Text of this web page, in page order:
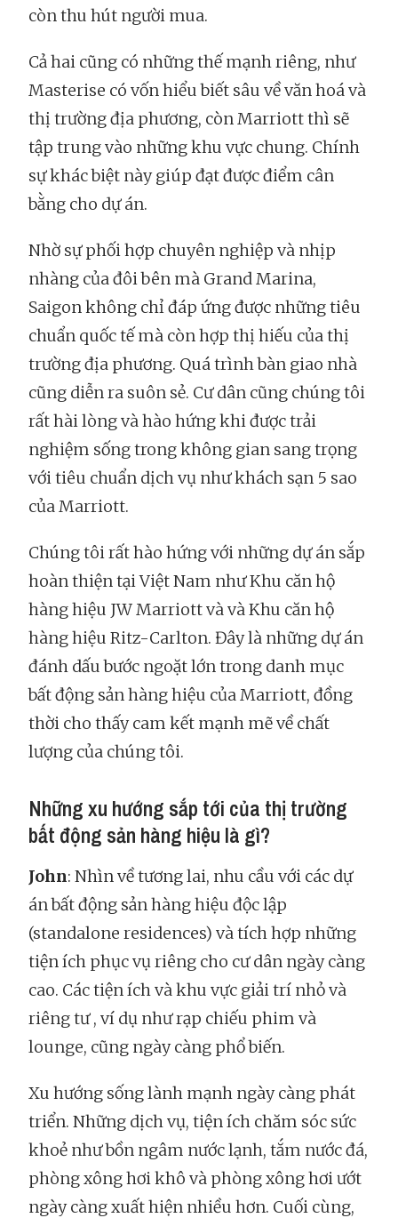
còn thu hút người mua.
Cả hai cũng có những thế mạnh riêng, như
Masterise có vốn hiểu biết sâu về văn hoá và
thị trường địa phương, còn Marriott thì sẽ
tập trung vào những khu vực chung. Chính
sự khác biệt này giúp đạt được điểm cân
bằng cho dự án.
Nhờ sự phối hợp chuyên nghiệp và nhịp
nhàng của đôi bên mà Grand Marina,
Saigon không chỉ đáp ứng được những tiêu
chuẩn quốc tế mà còn hợp thị hiếu của thị
trường địa phương. Quá trình bàn giao nhà
cũng diễn ra suôn sẻ. Cư dân cũng chúng tôi
rất hài lòng và hào hứng khi được trải
nghiệm sống trong không gian sang trọng
với tiêu chuẩn dịch vụ như khách sạn 5 sao
của Marriott.
Chúng tôi rất hào hứng với những dự án sắp
hoàn thiện tại Việt Nam như Khu căn hộ
hàng hiệu JW Marriott và và Khu căn hộ
hàng hiệu Ritz-Carlton. Đây là những dự án
đánh dấu bước ngoặt lớn trong danh mục
bất động sản hàng hiệu của Marriott, đồng
thời cho thấy cam kết mạnh mẽ về chất
lượng của chúng tôi.
Những xu hướng sắp tới của thị trường
bất động sản hàng hiệu là gì?
John: Nhìn về tương lai, nhu cầu với các dự
án bất động sản hàng hiệu độc lập
(standalone residences) và tích hợp những
tiện ích phục vụ riêng cho cư dân ngày càng
cao. Các tiện ích và khu vực giải trí nhỏ và
riêng tư , ví dụ như rạp chiếu phim và
lounge, cũng ngày càng phổ biến.
Xu hướng sống lành mạnh ngày càng phát
triển. Những dịch vụ, tiện ích chăm sóc sức
khoẻ như bồn ngâm nước lạnh, tắm nước đá,
phòng xông hơi khô và phòng xông hơi ướt
ngày càng xuất hiện nhiều hơn. Cuối cùng,